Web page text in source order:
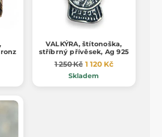
VALKÝRA, štítonoška,
stříbrný přívěsek, Ag 925
1 250 Kč 1 120 Kč
Skladem